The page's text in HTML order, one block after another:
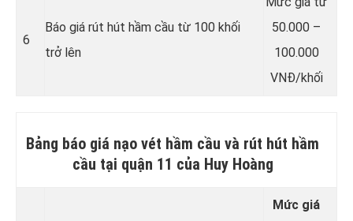
6
Báo giá rút hút hầm cầu từ 100 khối
trở lên
50.000 –
100.000
VNĐ/khối
Bảng báo giá nạo vét hầm cầu và rút hút hầm
cầu tại quận 11 của Huy Hoàng
Mức giá